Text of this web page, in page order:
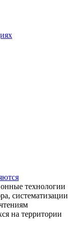
технологии
систематизации
на территории